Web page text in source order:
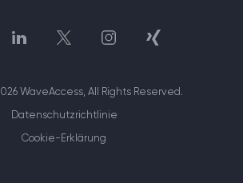
WaveAccess, All Rights Reserved.
Datenschutzrichtlinie
Cookie-Erklärung